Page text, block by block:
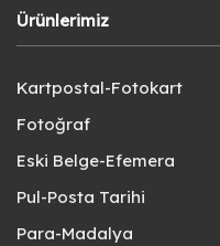
Ürünlerimiz
Kartpostal-Fotokart
Fotoğraf
Eski Belge-Efemera
Pul-Posta Tarihi
Para-Madalya